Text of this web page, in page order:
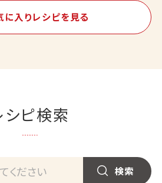
に入りレシピを見る
シピ検索